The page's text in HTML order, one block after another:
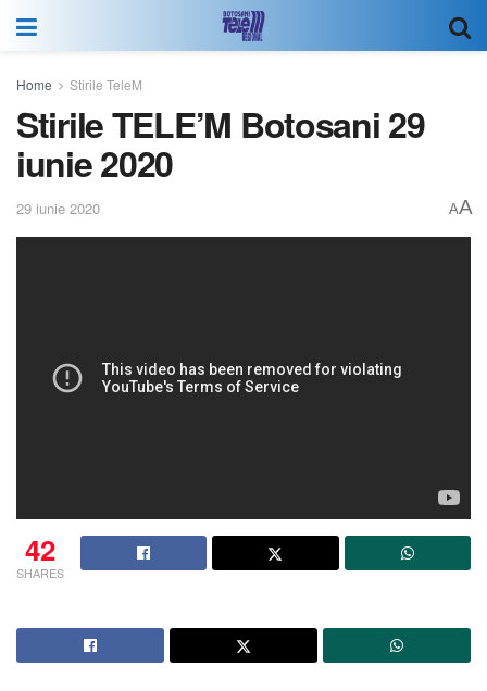
Home Stirile TeleM
Stirile TELE’M Botosani 29
iunie 2020
29 iunie 2020 AA
42
SHARES